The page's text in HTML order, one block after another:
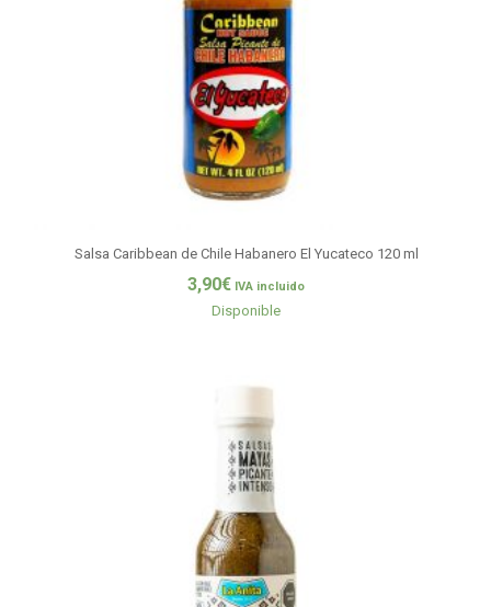
Salsa Caribbean de Chile Habanero El Yucateco 120 ml
3,90€ IVA incluido
Disponible